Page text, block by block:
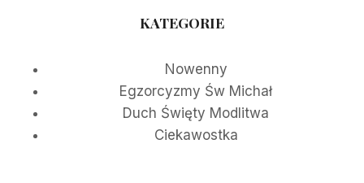
KATEGORIE
Nowenny
Egzorcyzmy Św Michał
Duch Święty Modlitwa
Ciekawostka